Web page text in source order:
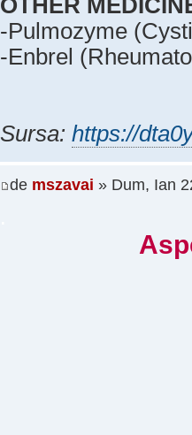
-Pulmozyme
-Enbrel
Sursa: https://
de mszavai » Dum, Ian